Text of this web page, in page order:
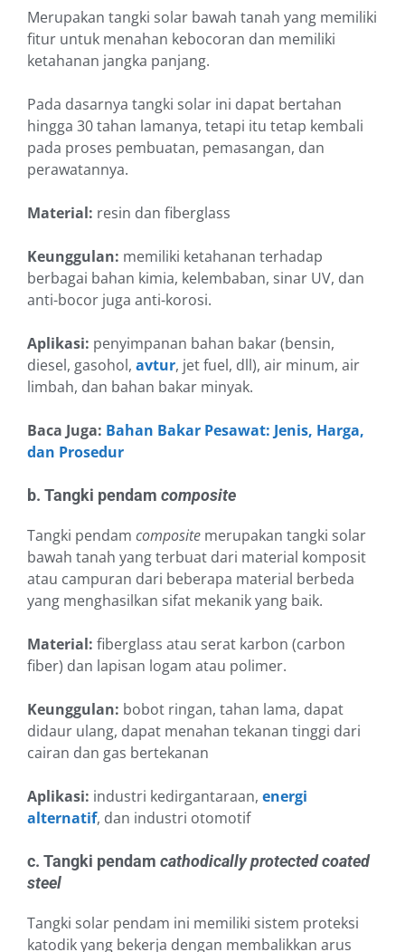
Merupakan tangki solar bawah tanah yang memiliki
fitur untuk menahan kebocoran dan memiliki
ketahanan jangka panjang.
Pada dasarnya tangki solar ini dapat bertahan
hingga 30 tahan lamanya, tetapi itu tetap kembali
pada proses pembuatan, pemasangan, dan
perawatannya.
Material: resin dan fiberglass
Keunggulan: memiliki ketahanan terhadap
berbagai bahan kimia, kelembaban, sinar UV, dan
anti-bocor juga anti-korosi.
Aplikasi: penyimpanan bahan bakar (bensin,
diesel, gasohol, avtur, jet fuel, dll), air minum, air
limbah, dan bahan bakar minyak.
Baca Juga: Bahan Bakar Pesawat: Jenis, Harga,
dan Prosedur
b. Tangki pendam composite
Tangki pendam composite merupakan tangki solar
bawah tanah yang terbuat dari material komposit
atau campuran dari beberapa material berbeda
yang menghasilkan sifat mekanik yang baik.
Material: fiberglass atau serat karbon (carbon
fiber) dan lapisan logam atau polimer.
Keunggulan: bobot ringan, tahan lama, dapat
didaur ulang, dapat menahan tekanan tinggi dari
cairan dan gas bertekanan
Aplikasi: industri kedirgantaraan, energi
alternatif, dan industri otomotif
c. Tangki pendam cathodically protected coated
steel
Tangki solar pendam ini memiliki sistem proteksi
katodik yang bekerja dengan membalikkan arus